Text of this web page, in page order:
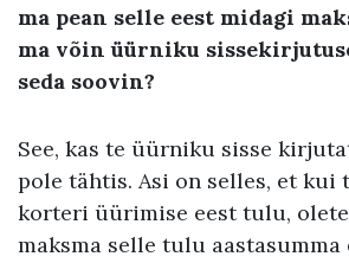
ma pean selle eest midagi
ma võin üürniku
seda soovin?
See, kas te üürniku sisse
pole tähtis. Asi on selles, et kui
korteri üürimise eest tulu,
maksma selle tulu